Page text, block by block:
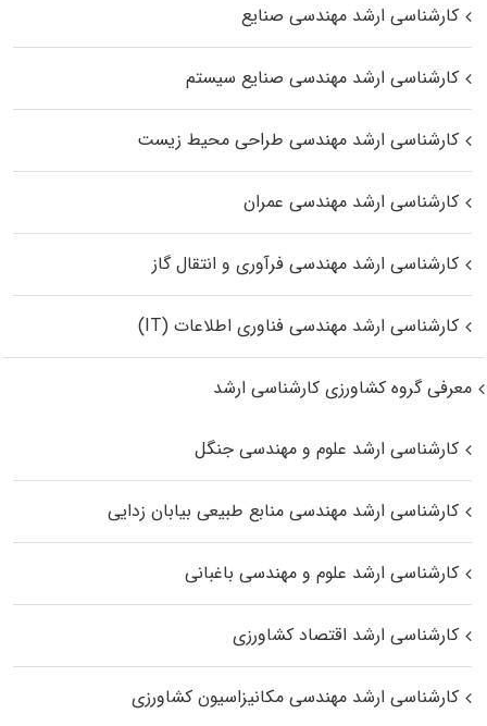
کارشناسی ارشد مهندسی صنایع
کارشناسی ارشد مهندسی صنایع سیستم
کارشناسی ارشد مهندسی طراحی محیط زیست
کارشناسی ارشد مهندسی عمران
کارشناسی ارشد مهندسی فرآوری و انتقال گاز
کارشناسی ارشد مهندسی فناوری اطلاعات (IT)
معرفی گروه کشاورزی کارشناسی ارشد
کارشناسی ارشد علوم و مهندسی جنگل
کارشناسی ارشد مهندسی منابع طبیعی بیابان زدایی
کارشناسی ارشد علوم و مهندسی باغبانی
کارشناسی ارشد اقتصاد کشاورزی
کارشناسی ارشد مهندسی مکانیزاسیون کشاورزی